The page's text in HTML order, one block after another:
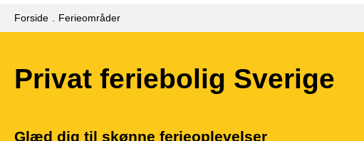
Forside Ferieområder
Privat feriebolig Sverige
Glæd dig til skønne ferieoplevelser